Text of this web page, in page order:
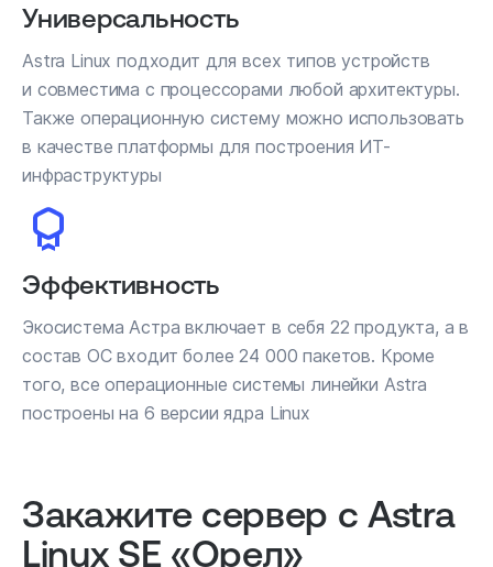
Универсальность
Astra Linux подходит для всех типов устройств
и совместима с процессорами любой архитектуры.
Также операционную систему можно использовать
в качестве платформы для построения ИТ-
инфраструктуры
Эффективность
Экосистема Астра включает в себя 22 продукта, а в
состав ОС входит более 24 000 пакетов. Кроме
того, все операционные системы линейки Astra
построены на 6 версии ядра Linux
Закажите сервер с Astra
Linux SE «Орел»